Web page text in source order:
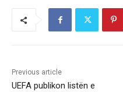
Previous article
UEFA publikon listën e